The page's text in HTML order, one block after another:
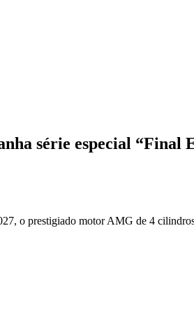
série especial “Final
o prestigiado motor AMG de 4